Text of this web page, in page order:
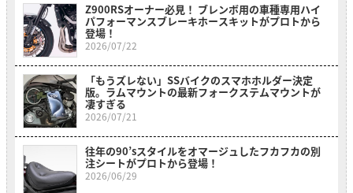
Z900RSオーナー必見！ ブレンボ用の車種専用ハイ
パフォーマンスブレーキホースキットがプロトから
登場！
2026/07/22
「もうズレない」SSバイクのスマホホルダー決定
版。ラムマウントの最新フォークステムマウントが
凄すぎる
2026/07/21
往年の90’sスタイルをオマージュしたフカフカの別
注シートがプロトから登場！
2026/06/29